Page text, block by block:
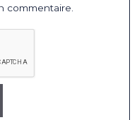
commentaire.